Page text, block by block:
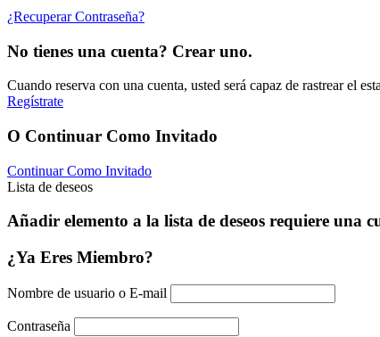
¿Recuperar Contraseña?
No tienes una cuenta? Crear uno.
Cuando reserva con una cuenta, usted será capaz de rastrear el
Regístrate
O Continuar Como Invitado
Continuar Como Invitado
Lista de deseos
Añadir elemento a la lista de deseos requiere una
¿Ya Eres Miembro?
Nombre de usuario o E-mail
Contraseña